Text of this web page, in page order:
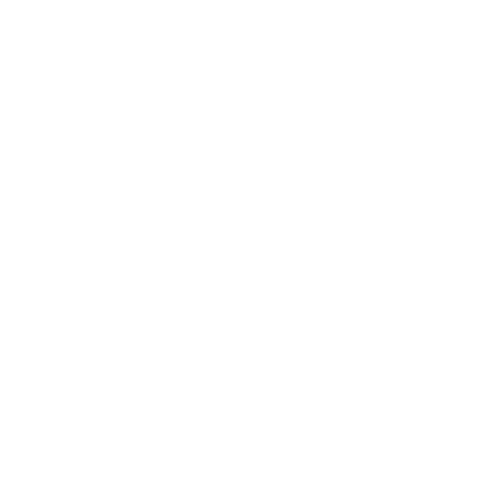
novedades del mercado de La Liga